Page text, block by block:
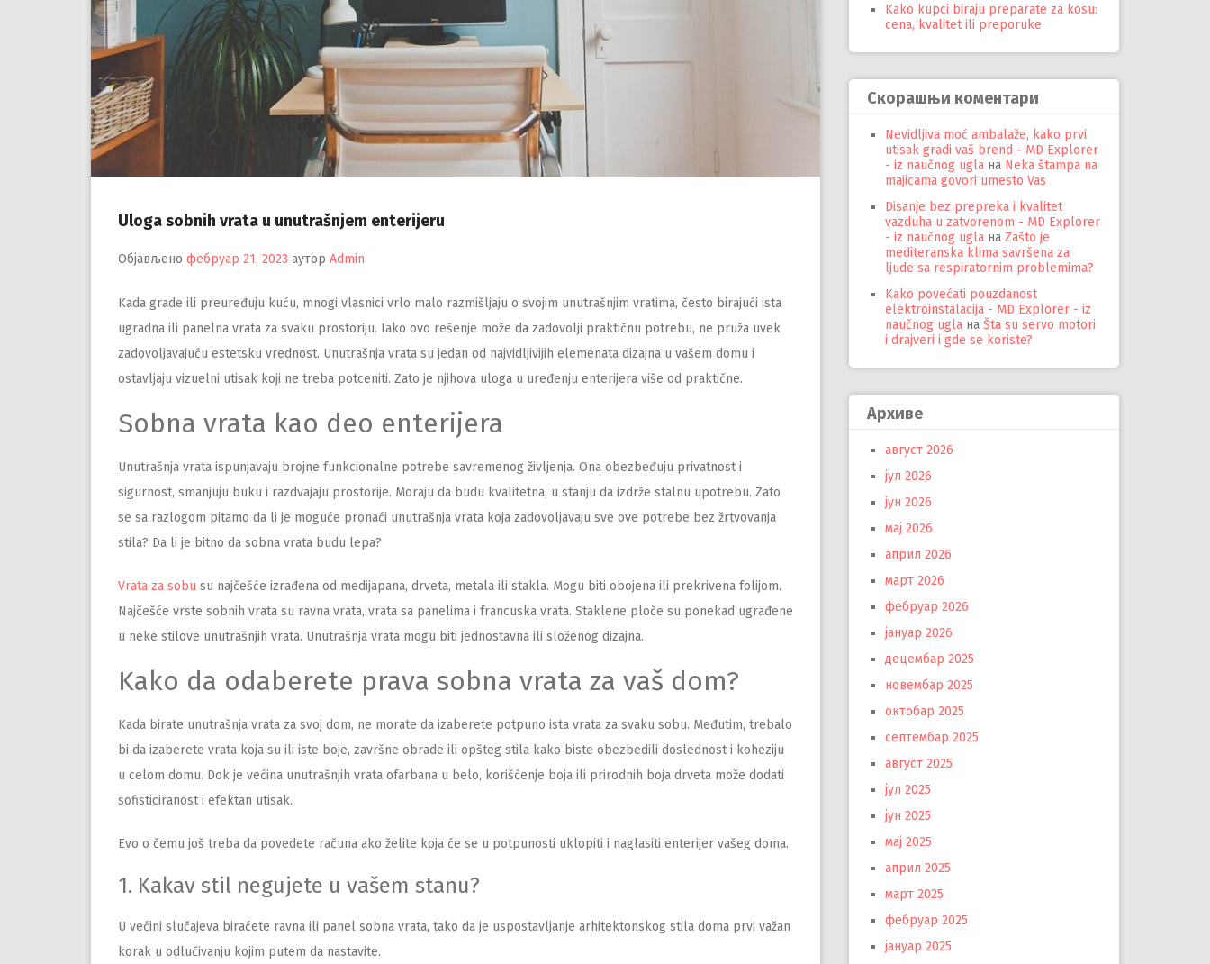
Uloga sobnih vrata u unutrašnjem enterijeru
Објављено фебруар 21, 2023 аутор Admin
Kada grade ili preuređuju kuću, mnogi vlasnici vrlo malo razmišljaju o svojim unutrašnjim vratima, često birajući ista
ugradna ili panelna vrata za svaku prostoriju. Iako ovo rešenje može da zadovolji praktičnu potrebu, ne pruža uvek
zadovoljavajuću estetsku vrednost. Unutrašnja vrata su jedan od najvidljivijih elemenata dizajna u vašem domu i
ostavljaju vizuelni utisak koji ne treba potceniti. Zato je njihova uloga u uređenju enterijera više od praktične.
Sobna vrata kao deo enterijera
Unutrašnja vrata ispunjavaju brojne funkcionalne potrebe savremenog življenja. Ona obezbeđuju privatnost i
sigurnost, smanjuju buku i razdvajaju prostorije. Moraju da budu kvalitetna, u stanju da izdrže stalnu upotrebu. Zato
se sa razlogom pitamo da li je moguće pronaći unutrašnja vrata koja zadovoljavaju sve ove potrebe bez žrtvovanja
stila? Da li je bitno da sobna vrata budu lepa?
Vrata za sobu su najčešće izrađena od medijapana, drveta, metala ili stakla. Mogu biti obojena ili prekrivena folijom.
Najčešće vrste sobnih vrata su ravna vrata, vrata sa panelima i francuska vrata. Staklene ploče su ponekad ugrađene
u neke stilove unutrašnjih vrata. Unutrašnja vrata mogu biti jednostavna ili složenog dizajna.
Kako da odaberete prava sobna vrata za vaš dom?
Kada birate unutrašnja vrata za svoj dom, ne morate da izaberete potpuno ista vrata za svaku sobu. Međutim, trebalo
bi da izaberete vrata koja su ili iste boje, završne obrade ili opšteg stila kako biste obezbedili doslednost i koheziju
u celom domu. Dok je većina unutrašnjih vrata ofarbana u belo, korišćenje boja ili prirodnih boja drveta može dodati
sofisticiranost i efektan utisak.
Evo o čemu još treba da povedete računa ako želite koja će se u potpunosti uklopiti i naglasiti enterijer vašeg doma.
1. Kakav stil negujete u vašem stanu?
U većini slučajeva biraćete ravna ili panel sobna vrata, tako da je uspostavljanje arhitektonskog stila doma prvi važan
korak u odlučivanju kojim putem da nastavite.
Kako kupci biraju preparate za kosu:
cena, kvalitet ili preporuke
Скорашњи коментари
Nevidljiva moć ambalaže, kako prvi
utisak gradi vaš brend - MD Explorer
- iz naučnog ugla на Neka štampa na
majicama govori umesto Vas
Disanje bez prepreka i kvalitet
vazduha u zatvorenom - MD Explorer
- iz naučnog ugla на Zašto je
mediteranska klima savršena za
ljude sa respiratornim problemima?
Kako povećati pouzdanost
elektroinstalacija - MD Explorer - iz
naučnog ugla на Šta su servo motori
i drajveri i gde se koriste?
Архиве
август 2026
јул 2026
јун 2026
мај 2026
април 2026
март 2026
фебруар 2026
јануар 2026
децембар 2025
новембар 2025
октобар 2025
септембар 2025
август 2025
јул 2025
јун 2025
мај 2025
април 2025
март 2025
фебруар 2025
јануар 2025